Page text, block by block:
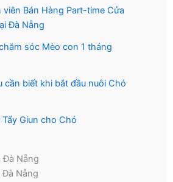
viên Bán Hàng Part-time Cửa
Đà Nẵng
sóc Mèo con 1 tháng
cần biết khi bắt đầu nuôi Chó
Giun cho Chó
Đà Nẵng
Nẵng